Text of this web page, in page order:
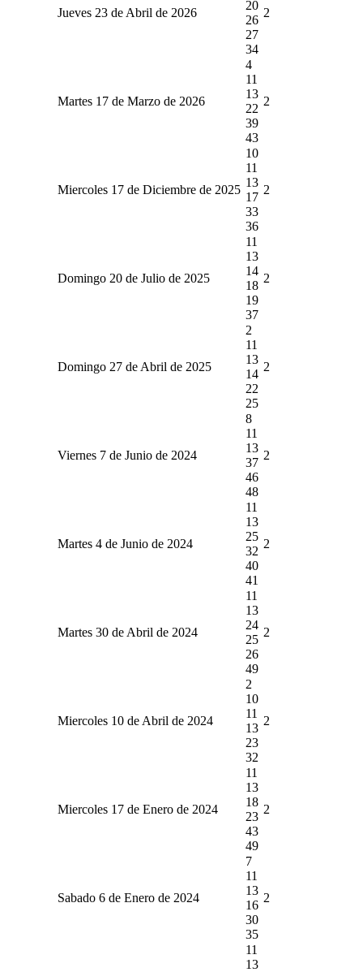
Jueves 23 de Abril de 2026
20
26
27
34
2
Martes 17 de Marzo de 2026
4
11
13
22
39
43
2
Miercoles 17 de Diciembre de 2025
10
11
13
17
33
36
2
Domingo 20 de Julio de 2025
11
13
14
18
19
37
2
Domingo 27 de Abril de 2025
2
11
13
14
22
25
2
Viernes 7 de Junio de 2024
8
11
13
37
46
48
2
Martes 4 de Junio de 2024
11
13
25
32
40
41
2
Martes 30 de Abril de 2024
11
13
24
25
26
49
2
Miercoles 10 de Abril de 2024
2
10
11
13
23
32
2
Miercoles 17 de Enero de 2024
11
13
18
23
43
49
2
Sabado 6 de Enero de 2024
7
11
13
16
30
35
2
11
13